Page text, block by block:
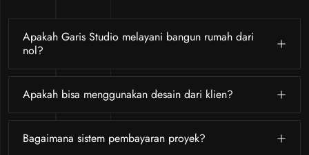
Apakah Garis Studio melayani bangun rumah dari
nol?
Apakah bisa menggunakan desain dari klien?
Bagaimana sistem pembayaran proyek?